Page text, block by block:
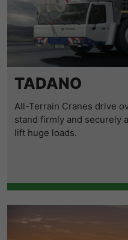
TADANO
All-Terrain Cranes drive
stand firmly and securely
lift huge loads.